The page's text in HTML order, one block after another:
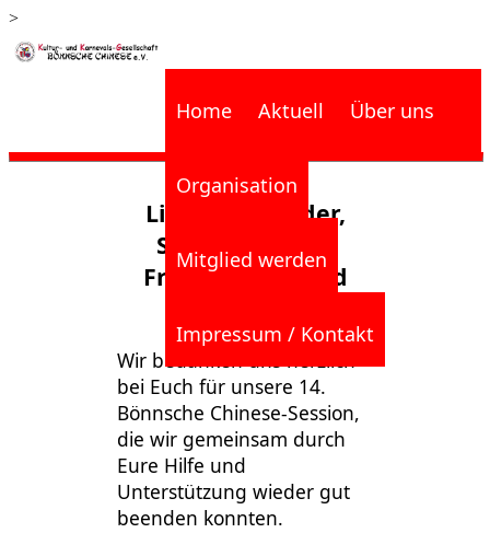
>
Home Aktuell Über uns
Organisation
Mitglied werden
Impressum / Kontakt
Liebe Mitglieder,
Sponsoren und
Freundinnen und
Wir bedanken uns herzlich
bei Euch für unsere 14.
Bönnsche Chinese-Session,
die wir gemeinsam durch
Eure Hilfe und
Unterstützung wieder gut
beenden konnten.